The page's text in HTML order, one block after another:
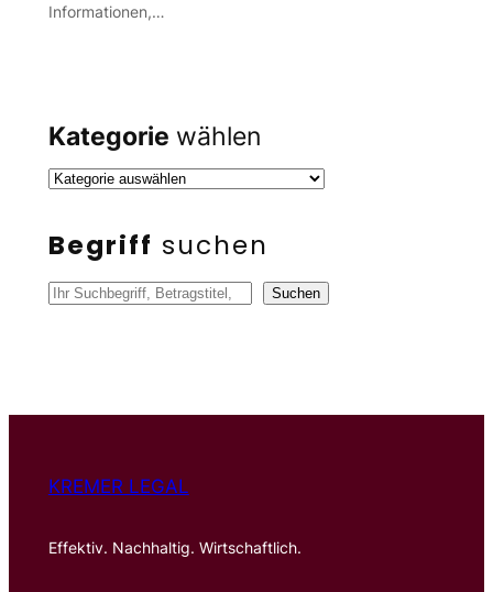
Informationen,…
Kategorie wählen
Begriff suchen
S
n
Suchen
KREMER LEGAL
Effektiv. Nachhaltig. Wirtschaftlich.